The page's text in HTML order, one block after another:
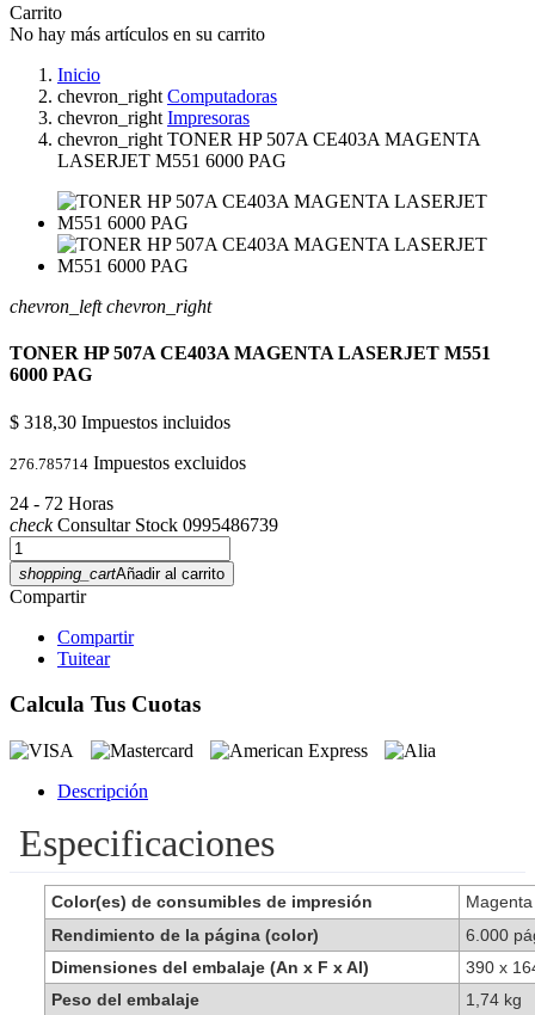
Carrito
No hay más artículos en su carrito
Inicio
chevron_right Computadoras
chevron_right Impresoras
chevron_right TONER HP 507A CE403A MAGENTA
LASERJET M551 6000 PAG
chevron_left chevron_right
TONER HP 507A CE403A MAGENTA LASERJET M551
6000 PAG
$ 318,30 Impuestos incluidos
276.785714 Impuestos excluidos
24 - 72 Horas
checkConsultar Stock 0995486739
shopping_cartAñadir al carrito
Compartir
Compartir
Tuitear
Calcula Tus Cuotas
Descripción
Especificaciones
Color(es) de consumibles de impresión
Rendimiento de la página (color)
6.000
Dimensiones del embalaje (An x F x Al)
390 x
Peso del embalaje
1,74 kg